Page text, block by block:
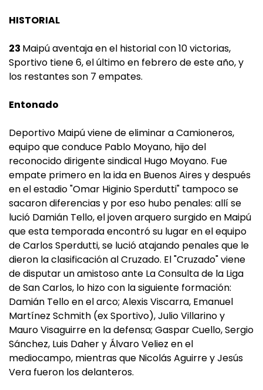
HISTORIAL
23 Maipú aventaja en el historial con 10 victorias,
Sportivo tiene 6, el último en febrero de este año, y
los restantes son 7 empates.
Entonado
Deportivo Maipú viene de eliminar a Camioneros,
equipo que conduce Pablo Moyano, hijo del
reconocido dirigente sindical Hugo Moyano. Fue
empate primero en la ida en Buenos Aires y después
en el estadio "Omar Higinio Sperdutti" tampoco se
sacaron diferencias y por eso hubo penales: allí se
lució Damián Tello, el joven arquero surgido en Maipú
que esta temporada encontró su lugar en el equipo
de Carlos Sperdutti, se lució atajando penales que le
dieron la clasificación al Cruzado. El "Cruzado" viene
de disputar un amistoso ante La Consulta de la Liga
de San Carlos, lo hizo con la siguiente formación:
Damián Tello en el arco; Alexis Viscarra, Emanuel
Martínez Schmith (ex Sportivo), Julio Villarino y
Mauro Visaguirre en la defensa; Gaspar Cuello, Sergio
Sánchez, Luis Daher y Álvaro Veliez en el
mediocampo, mientras que Nicolás Aguirre y Jesús
Vera fueron los delanteros.